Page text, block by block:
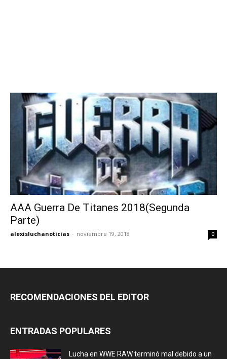
AAA Guerra De Titanes 2018(Segunda
Parte)
alexisluchanoticias - noviembre 19, 2018 0
RECOMENDACIONES DEL EDITOR
ENTRADAS POPULARES
Lucha en WWE RAW terminó mal debido a un